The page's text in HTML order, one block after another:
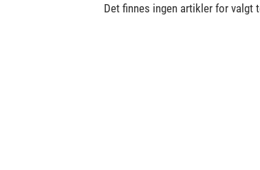
Det finnes ingen artikler for valgt